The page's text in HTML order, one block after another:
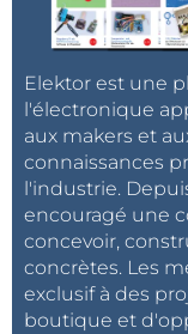
Elektor est une
l'électronique
aux makers et
connaissances
l'industrie.
encouragé une
concevoir,
concrètes. Les
exclusif à des
boutique et